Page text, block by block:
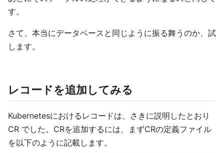
す。
さて、本当にデータベースと同じように振る舞うのか、試
します。
レコードを追加してみる
Kubernetesにおけるレコードは、さきに説明したとおり
CR でした。CRを追加するには、まずCRの定義ファイル
を以下のように記載します。